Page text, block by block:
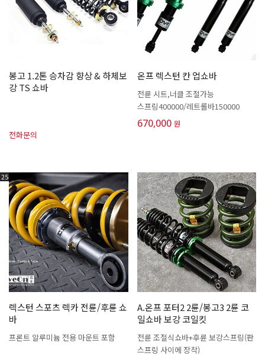
봉고 1.2톤 승차감 향상 & 하체보
강 TS 쇼바
전화문의
온프 렉스턴 칸 업쇼바
전륜 시트,너클 조절가능
스프링400000/레트롤바150000
670,000 원
25
렉스턴 스포츠 렉카 전륜/후륜 쇼
바
프론트 알루미늄 전용 마운트 포함
A.온프 포터2 2륜/봉고3 2륜 코
일쇼바 보강 코일킷
전륜 조절식쇼바+후륜 보강스프링(판
스프링 사이에 장착)